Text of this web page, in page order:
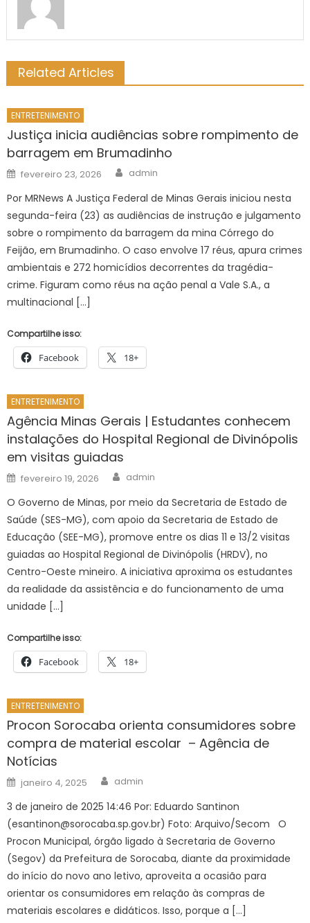
Related Articles
ENTRETENIMENTO
Justiça inicia audiências sobre rompimento de
barragem em Brumadinho
Posted
on
fevereiro 23, 2026 Author
admin
Por MRNews A Justiça Federal de Minas Gerais iniciou nesta
segunda-feira (23) as audiências de instrução e julgamento
sobre o rompimento da barragem da mina Córrego do
Feijão, em Brumadinho. O caso envolve 17 réus, apura crimes
ambientais e 272 homicídios decorrentes da tragédia-
crime. Figuram como réus na ação penal a Vale S.A., a
multinacional […]
Compartilhe isso:
Facebook 18+
ENTRETENIMENTO
Agência Minas Gerais | Estudantes conhecem
instalações do Hospital Regional de Divinópolis
em visitas guiadas
Posted
on
fevereiro 19, 2026 Author
admin
O Governo de Minas, por meio da Secretaria de Estado de
Saúde (SES-MG), com apoio da Secretaria de Estado de
Educação (SEE-MG), promove entre os dias 11 e 13/2 visitas
guiadas ao Hospital Regional de Divinópolis (HRDV), no
Centro-Oeste mineiro. A iniciativa aproxima os estudantes
da realidade da assistência e do funcionamento de uma
unidade […]
Compartilhe isso:
Facebook 18+
ENTRETENIMENTO
Procon Sorocaba orienta consumidores sobre
compra de material escolar – Agência de
Notícias
Posted
on
janeiro 4, 2025 Author
admin
3 de janeiro de 2025 14:46 Por: Eduardo Santinon
(esantinon@sorocaba.sp.gov.br) Foto: Arquivo/Secom O
Procon Municipal, órgão ligado à Secretaria de Governo
(Segov) da Prefeitura de Sorocaba, diante da proximidade
do início do novo ano letivo, aproveita a ocasião para
orientar os consumidores em relação às compras de
materiais escolares e didáticos. Isso, porque a […]